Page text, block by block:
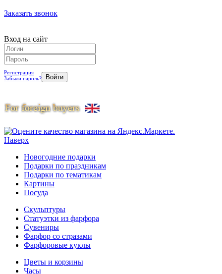
Заказать звонок
Вход на сайт
Регистрация
Забыли пароль?
Наверх
Новогодние подарки
Подарки по праздникам
Подарки по тематикам
Картины
Посуда
Скульптуры
Статуэтки из фарфора
Сувениры
Фарфор со стразами
Фарфоровые куклы
Цветы и корзины
Часы